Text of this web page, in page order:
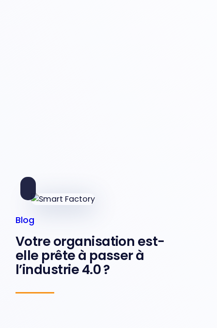
Blog
Votre organisation est-
elle prête à passer à
l’industrie 4.0 ?